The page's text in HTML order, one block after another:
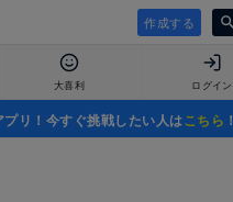
作成する
大喜利 ログイン
リ！今すぐ挑戦したい人はこちら ！